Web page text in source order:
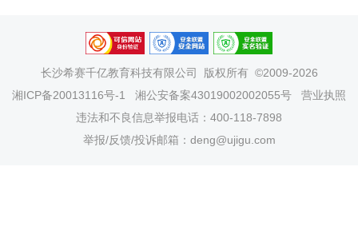
长沙希赛千亿教育科技有限公司
版权所有 ©2009-2026
湘ICP备20013116号-1
湘公安备案43019002002055号
营业执照
违法和不良信息举报电话：400-118-7898
举报/反馈/投诉邮箱：deng@ujigu.com